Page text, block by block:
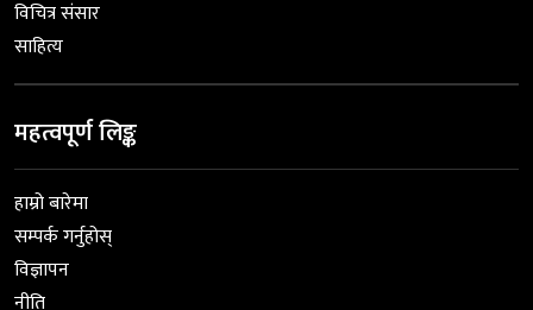
विचित्र संसार
साहित्य
महत्वपूर्ण लिङ्क
हाम्रो बारेमा
सम्पर्क गर्नुहोस्
विज्ञापन
नीति